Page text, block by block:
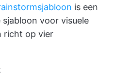
is een
voor visuele
richt op vier